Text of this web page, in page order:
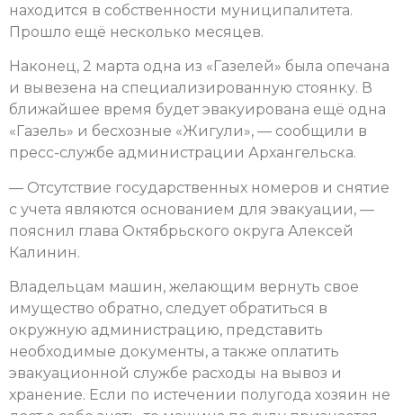
находится в собственности муниципалитета.
Прошло ещё несколько месяцев.
Наконец, 2 марта одна из «Газелей» была опечана
и вывезена на специализированную стоянку. В
ближайшее время будет эвакуирована ещё одна
«Газель» и бесхозные «Жигули», — сообщили в
пресс-службе администрации Архангельска.
— Отсутствие государственных номеров и снятие
с учета являются основанием для эвакуации, —
пояснил глава Октябрьского округа Алексей
Калинин.
Владельцам машин, желающим вернуть свое
имущество обратно, следует обратиться в
окружную администрацию, представить
необходимые документы, а также оплатить
эвакуационной службе расходы на вывоз и
хранение. Если по истечении полугода хозяин не